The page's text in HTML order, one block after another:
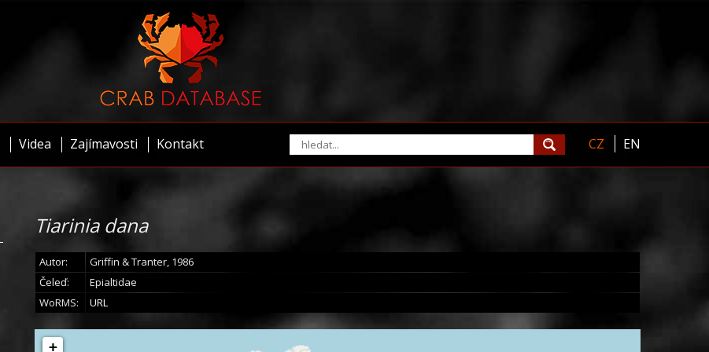
Videa Zajímavosti Kontakt CZ EN
Tiarinia dana
Autor:
Griffin & Tranter, 1986
Čeleď:
Epialtidae
WoRMS:
URL
+